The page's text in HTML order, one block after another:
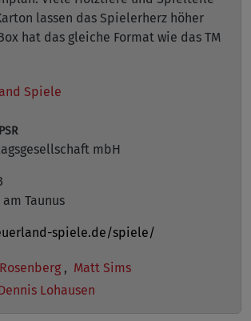
lassen das Spielerherz höher
hat das gleiche Format wie das TM
Spiele
mbH
Taunus
spiele.de/spiele/
, Matt Sims
Lohausen